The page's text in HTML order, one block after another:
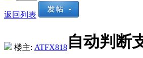
返回列表
楼主: ATFX818 自动判断